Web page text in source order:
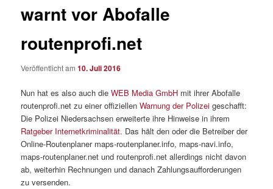
warnt vor Abofalle
routenprofi.net
Veröffentlicht am10. Juli 2016
Nun hat es also auch dieWEB Media GmbH mit ihrer Abofalle
routenprofi.net zu einer offiziellenWarnung der Polizei geschafft:
Die Polizei Niedersachsen erweiterte ihre Hinweise in ihrem
Ratgeber Internetkriminalität. Das hält den oder die Betreiber der
Online-Routenplaner maps-routenplaner.info, maps-navi.info,
maps-routenplaner.net und routenprofi.net allerdings nicht davon
ab, weiterhin Rechnungen und danach Zahlungsaufforderungen
zu versenden.